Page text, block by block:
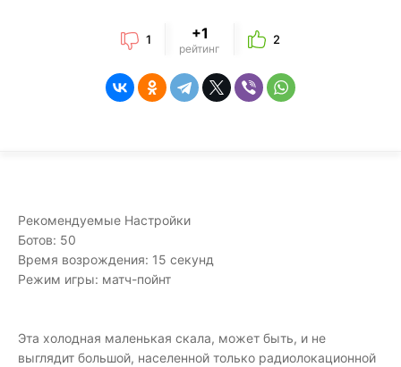
1 +1
рейтинг
2
Рекомендуемые Настройки
Ботов: 50
Время возрождения: 15 секунд
Режим игры: матч-пойнт
Эта холодная маленькая скала, может быть, и не
выглядит большой, населенной только радиолокационной